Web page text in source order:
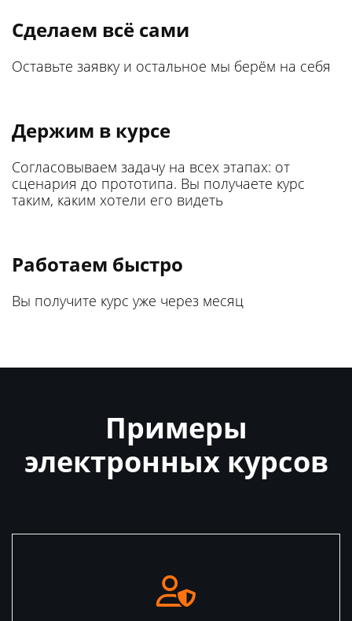
Сделаем всё сами
Оставьте заявку и остальное мы берём на себя
Держим в курсе
Согласовываем задачу на всех этапах: от
сценария до прототипа. Вы получаете курс
таким, каким хотели его видеть
Работаем быстро
Вы получите курс уже через месяц
Примеры
электронных курсов